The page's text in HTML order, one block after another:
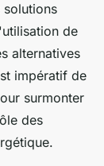
solutions
de
alternatives
impératif de
surmonter
des